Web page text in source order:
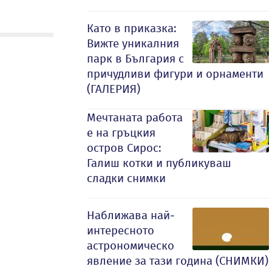
Като в приказка:
Вижте уникалния
парк в България с
причудливи фигури и орнаменти
(ГАЛЕРИЯ)
Мечтаната работа
е на гръцкия
остров Сирос:
Галиш котки и публикуваш
сладки снимки
Наближава най-
интересното
астрономическо
явление за тази година (СНИМКИ)